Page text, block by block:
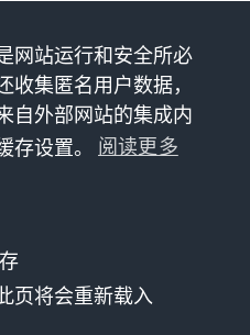
als Nicht-
eine klare Haltung
图
Stiftung e.V. 2026
网站运行和安全所必
集匿名用户数据，
自外部网站的集成内
存设置。 阅读更多
页将会重新载入